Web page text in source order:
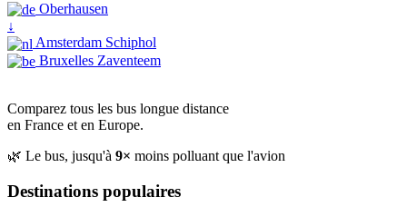
Oberhausen
↓
Amsterdam Schiphol
Bruxelles Zaventeem
Comparez tous les bus longue distance
en France et en Europe.
🌿 Le bus, jusqu'à 9× moins polluant que l'avion
Destinations populaires